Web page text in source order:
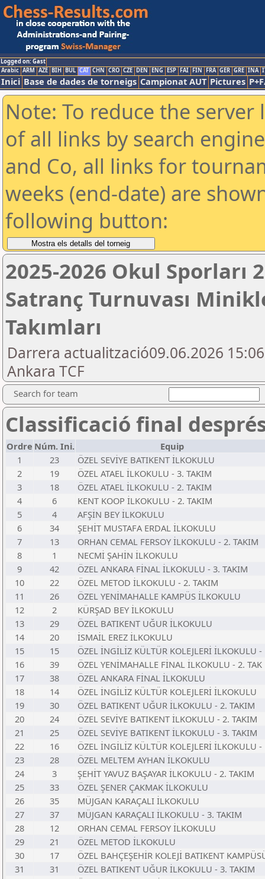
Logged on: Gast
Arabic ARM AZE BIH BUL CAT CHN CRO CZE DEN ENG ESP FAI FIN FRA GER GRE INA
Inici Base de dades de torneigs Campionat AUT Pictures
Note: To reduce the
of all links by search
and Co, all links for
weeks (end-date) are
following button:
2025-2026 Okul Sporları
Satranç Turnuvası
Takımları
Darrera actualització09.06.2026
Ankara TCF
Search for team
Classificació final
Ordre Núm. Ini.
Equip
1
23
ÖZEL SEVİYE BATIKENT İLKOKULU
2
19
ÖZEL ATAEL İLKOKULU - 3. TAKIM
3
18
ÖZEL ATAEL İLKOKULU - 2. TAKIM
4
6
KENT KOOP İLKOKULU - 2. TAKIM
5
4
AFŞİN BEY İLKOKULU
6
34
ŞEHİT MUSTAFA ERDAL İLKOKULU
7
13
ORHAN CEMAL FERSOY İLKOKULU - 2. TAKIM
8
1
NECMİ ŞAHİN İLKOKULU
9
42
ÖZEL ANKARA FİNAL İLKOKULU - 3. TAKIM
10
22
ÖZEL METOD İLKOKULU - 2. TAKIM
11
26
ÖZEL YENİMAHALLE KAMPÜS İLKOKULU
12
2
KÜRŞAD BEY İLKOKULU
13
29
ÖZEL BATIKENT UĞUR İLKOKULU
14
20
İSMAİL EREZ İLKOKULU
15
15
ÖZEL İNGİLİZ KÜLTÜR KOLEJLERİ İLKOKULU -
16
39
ÖZEL YENİMAHALLE FİNAL İLKOKULU - 2. TAK
17
38
ÖZEL ANKARA FİNAL İLKOKULU
18
14
ÖZEL İNGİLİZ KÜLTÜR KOLEJLERİ İLKOKULU
19
30
ÖZEL BATIKENT UĞUR İLKOKULU - 2. TAKIM
20
24
ÖZEL SEVİYE BATIKENT İLKOKULU - 2. TAKIM
21
25
ÖZEL SEVİYE BATIKENT İLKOKULU - 3. TAKIM
22
16
ÖZEL İNGİLİZ KÜLTÜR KOLEJLERİ İLKOKULU -
23
28
ÖZEL MELTEM AYHAN İLKOKULU
24
3
ŞEHİT YAVUZ BAŞAYAR İLKOKULU - 2. TAKIM
25
33
ÖZEL ŞENER ÇAKMAK İLKOKULU
26
35
MÜJGAN KARAÇALI İLKOKULU
27
37
MÜJGAN KARAÇALI İLKOKULU - 3. TAKIM
28
12
ORHAN CEMAL FERSOY İLKOKULU
29
21
ÖZEL METOD İLKOKULU
30
17
ÖZEL BAHÇEŞEHİR KOLEJİ BATIKENT
31
31
ÖZEL BATIKENT UĞUR İLKOKULU - 3. TAKIM